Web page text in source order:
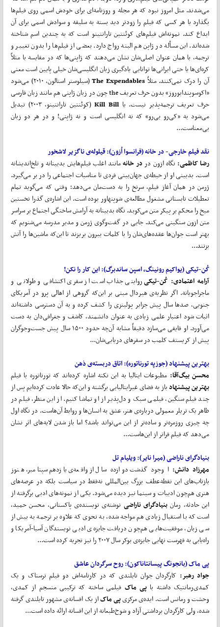
می‌شدند. مثل امروز نبود که هر مجله و روزنامه‌ای برای خودش اسمی روی فیلم‌ها
بگذارد یا هر کسی که فیلم را زودتر دید بسته به سلیقه و سوادش اسمی برای آن
ابداع کند. نمونه‌اش فیلم‌های کوئنتین تارانتینو است که به چندین اسم شناخته
شده‌اند. این مسأله در ژاپن هم البته رواج دارد. بعضی از فیلم‌ها را بدون تغییر و
ترجمه، با همان عنوان اصلی‌شان نشان می‌دهند که ژاپنی‌ها که در مقایسه با مثلاً
کره‌ای‌ها یا حتی ایرانی‌ها توانایی یادگیری زبان انگلیسی‌شان خیلی پایین است معنی
آن را درک نمی‌کنند. مثلاً
The Expendables
(سیلوستر استالون، ۲۰۱۰) می‌شود
«اکوسوپندابوروز» بدون حرف تعریف the چون در زبان ژاپنی هم مانند زبان فارسی
حرف تعریف ترجمه‌پذیر نیست. یا Kill Bill
(کوئنتین تارانتینو، ۲۰۰۳) تبدیل
می‌شود به «کی‌رو بی‌رو» که نه انگلیسی است و نه ژاپنی! و در هر دو زبان
بی‌معناست...
نقد فیلم خارجی‌-در خانه (فرانسوا اُزون):قیلوله‌ی ناگزیر لاشخور
رضا کاظمی: نگاه ازون در در خانهمانند اغلب فیلم‌هایش بدبینانه و تلخ‌اندیشانه
است. بدبینی او از حیطه‌ی جهان‌بینی فردی تا مناسبات اجتماعی را در بر می‌گیرد.
ژرمن در همان آغاز فیلم، سرنخ را به دست‌مان می‌دهد؛ وقتی که می‌گوید تمام
تعطیلات تابستانی مشغول مطالعه‌ی شوپنهاور بوده است. این اشاره‌ی گذرا نخستین
میخ را محکم بر پیکر متن می‌کوبد. نگاه بدبینانه به آرامش ساختگی اجتماع بر سراسر
متن ازون سنگینی می‌کند. جایی در گفت‌وگوی ژرمن و مدیر مدرسه می‌شنویم که
بهتر است جوان‌ها عقده‌های‌شان را با کلمات بیرون بریزند تا این‌که ماشین‌ها را آتش
بزنند...
کُن-تیکی (یواکیم رونینگ، اسپن ساندبرگ):این کار را نکن!
آرامه اعتمادی: کُن-تیکیروایتی جذاب است از سفری اکتشافی و طولانی و
ماجراجویانه. اگر نظریه‌ی هیردال مبنی بر این‌که گروهی از اهالی پرو در آمریکای
جنوبی، صدها سال پیش جزایر پولینزی را کشف کرده و به آن دسترسی داشته‌اند
اثبات شود اعتبار علمی زیادی به عنوان دانشمند، کاشف و جغرافی‌دان به دست
می‌آورد. او قایقی می‌سازد دقیقاً مشابه آن‌چه حدود ۱۵۰۰ سال پیش جست‌وجوگران
پیش از کریستف کلمب در سفرهای دریایی‌شان...
بهترین پیشنهاد(جوزپه تورناتوره):اتاق دربسته‌ی ذهن
محسن بیگآقا: مطبوعات ایتالیا به این نکته اشاره کرده‌اند که تورناتوره با فیلم
بهترین پیشنهادباز به فضای غیرایتالیایی برگشته و این‌که حالا عادت کرده‌ایم پس از
چند فیلم سنگین، فیلمی سبک و دل‌پذیر از او تماشا کنیم. از این منظر، فیلم در
ظاهر یک تریلر معمولی درباره‌ی هنر، عشق به انسان‌ها و روابط آن‌هاست. در نگاه اول
چه چیزی روزمره‌تر و ساده‌تر از این می‌تواند باشد؟ اما باز شدن لایه‌های اثر نشان
می‌دهد که فیلم فراتر از این‌هاست...
بنیادگرای ناراضی (میرا نایر):ویلیام تل
مهرزاد دانش: ا وجود گذشت دوازده سال از واقعه‌ی یازدهم سپتامبر، هنوز
بازتاب‌های این نقطه‌عطف بزرگ بین‌المللی نه‌فقط در سیاست بلکه در عرصه‌های
هنری هم‌چون ادبیات و سینما نیز دیده می‌شود. یکی از نمونه‌های ادبی برگرفته از
این حادثه، رمانبنیادگرای ناراضینوشته‌ی نویسنده‌ی پاکستانی، محسن حمید،
است که با استقبال زیادی هم مواجه شده، به نحوی که علاوه بر ترجمه به بیش از
سی زبان، موفقیت‌هایی هم‌چون دریافت جایزه‌ی ادبی نویسندگان آسیا-آمریکا و
راه‌یابی به فهرست نهایی جایزه‌ی بوکر سال ۲۰۰۷ را نیز تجربه کرده است...
پی ماک (بانجونگ پیسانتاناکون):روح سرگردان عاشق
جواد رهبر: کارگردان جوان تایلندی که در کارنامه‌اش دو فیلم ترسناک و یک
کمدی‌رمانتیک داشته با پی ماکفیلمی ساخته که ترکیبی منسجم از کمدی،
وحشت و رمانس است. ایده‌ی مرکزیپی ماکاز یک افسانه‌ی مشهور تایلندی گرفته
شده، ولی کارگردان برداشتی آزاد و شوخ‌طبعانه از این افسانه ارائه داده است...